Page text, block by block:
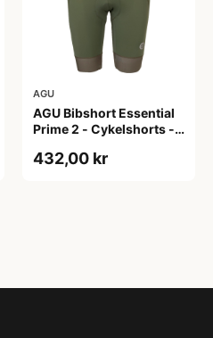
AGU
AGU Bibshort Essential
Prime 2 - Cykelshorts -
L
432,00 kr